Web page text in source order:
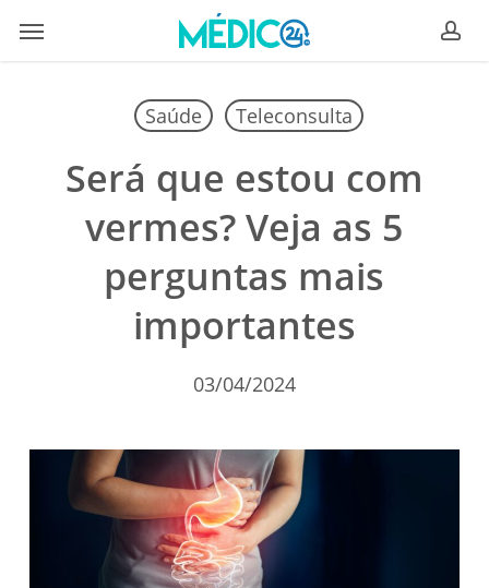
Menu
Saúde Teleconsulta
Será que estou com
vermes? Veja as 5
perguntas mais
importantes
03/04/2024